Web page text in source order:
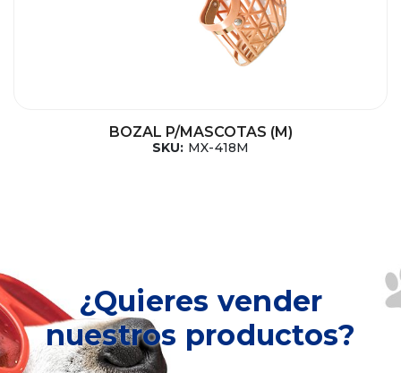
BOZAL P/MASCOTAS (M)
SKU: MX-418M
¿Quieres vender
nuestros productos?